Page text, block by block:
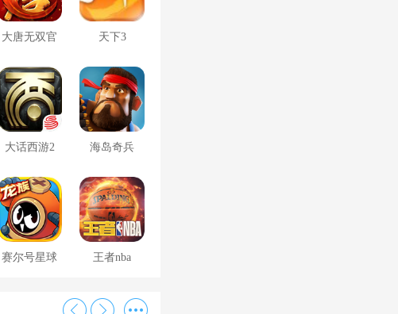
大唐无双官 天下3
大话西游2 海岛奇兵
赛尔号星球 王者nba